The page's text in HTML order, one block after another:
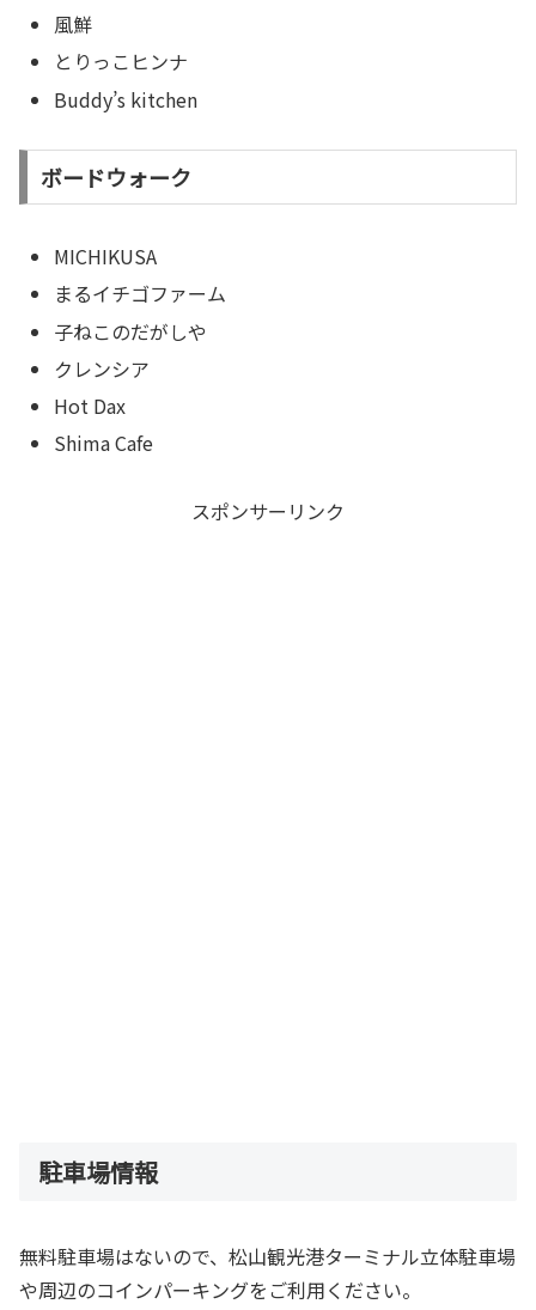
風鮮
とりっこヒンナ
Buddy’s kitchen
ボードウォーク
MICHIKUSA
まるイチゴファーム
子ねこのだがしや
クレンシア
Hot Dax
Shima Cafe
スポンサーリンク
駐車場情報
無料駐車場はないので、松山観光港ターミナル立体駐車場
や周辺のコインパーキングをご利用ください。